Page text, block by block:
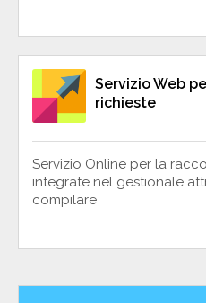
Servizio Web
richieste
Servizio Online per la
integrate nel gestionale
compilare